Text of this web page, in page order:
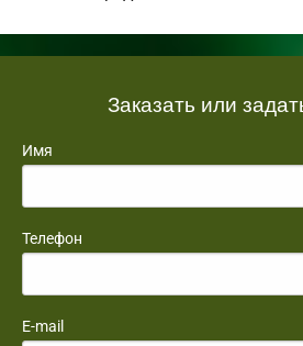
Заказать или
Имя
Телефон
E-mail